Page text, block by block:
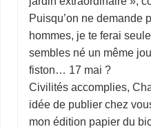
Puisqu’on ne demande
hommes, je te ferai
sembles né un même
fiston… 17 mai ?
Civilités accomplies,
idée de publier chez
mon édition papier du